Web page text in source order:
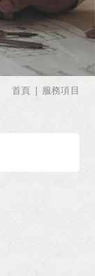
首頁 服務項目